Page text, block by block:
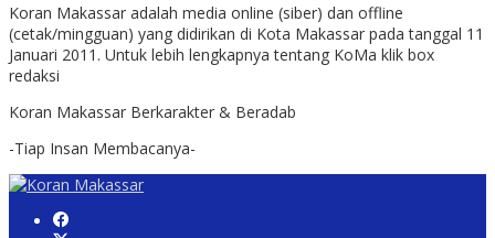
Koran Makassar adalah media online (siber) dan offline
(cetak/mingguan) yang didirikan di Kota Makassar pada tanggal 11
Januari 2011. Untuk lebih lengkapnya tentang KoMa klik box
redaksi
Koran Makassar Berkarakter & Beradab
-Tiap Insan Membacanya-